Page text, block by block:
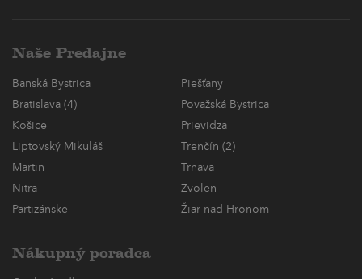
Naše Predajne
Banská Bystrica
Piešťany
Bratislava (4)
Považská Bystrica
Košice
Prievidza
Liptovský Mikuláš
Trenčín (2)
Martin
Trnava
Nitra
Zvolen
Partizánske
Žiar nad Hronom
Nákupný poradca